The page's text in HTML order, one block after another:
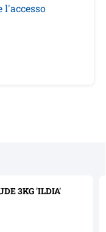
l'accesso
3KG 'ILDIA'